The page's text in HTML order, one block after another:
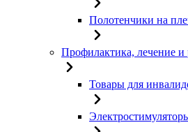
Полотенчики на
Профилактика, лечение и
Товары для